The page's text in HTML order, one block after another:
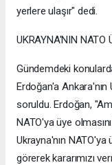
yerlere ulaşır" dedi.
UKRAYNA'NIN NATO
Gündemdeki
Erdoğan'a Ankara'nın
soruldu. Erdoğan,
NATO'ya üye
Ukrayna'nın NATO'ya
görerek kararımızı